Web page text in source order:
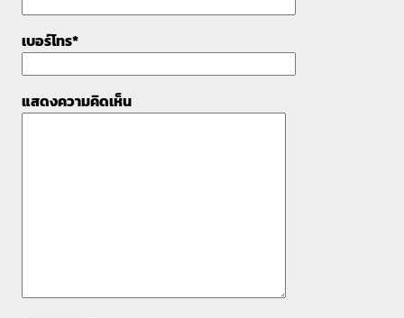
เบอร์โทร*
แสดงความคิดเห็น